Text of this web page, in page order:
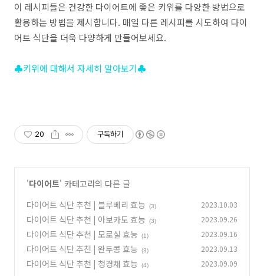
이 레시피들은 건강한 다이어트에 좋은 키위를 다양한 방법으로
활용하는 방법을 제시합니다. 매일 다른 레시피를 시도하여 다이
어트 식단을 더욱 다양하게 만들어보세요.
♣키위에 대해서 자세히 알아보기♣
20 구독하기
'다이어트' 카테고리의 다른 글
다이어트 식단 추천 | 블루베리 효능
(3) 2023.10.03
다이어트 식단 추천 | 아보카도 효능 (3) 2023.09.26
다이어트 식단 추천 | 모로실 효능 (1) 2023.09.16
다이어트 식단 추천 | 완두콩 효능 (3) 2023.09.13
다이어트 식단 추천 | 청경채 효능 (4) 2023.09.09